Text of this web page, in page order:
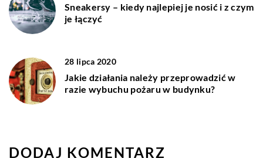
Sneakersy – kiedy najlepiej je nosić i z czym
je łączyć
28 lipca 2020
Jakie działania należy przeprowadzić w
razie wybuchu pożaru w budynku?
DODAJ KOMENTARZ